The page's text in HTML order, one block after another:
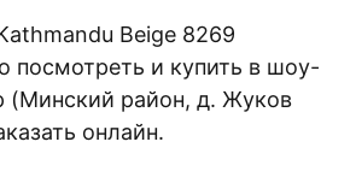
Beige 8269
посмотреть и купить в шоу-
(Минский район, д. Жуков
онлайн.
матовая